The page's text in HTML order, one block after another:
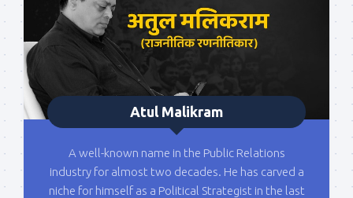
Atul Malikram
A well-known name in the Public Relations
industry for almost two decades. He has carved a
niche for himself as a Political Strategist in the last